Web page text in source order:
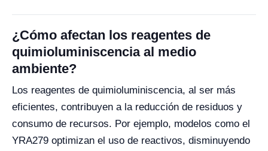
¿Cómo afectan los reagentes de
quimioluminiscencia al medio
ambiente?
Los reagentes de quimioluminiscencia, al ser más
eficientes, contribuyen a la reducción de residuos y
consumo de recursos. Por ejemplo, modelos como el
YRA279 optimizan el uso de reactivos, disminuyendo